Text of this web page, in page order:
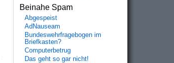
Beinahe Spam
Abgespeist
AdNauseam
Bundeswehrfragebogen im
Briefkasten?
Computerbetrug
Das geht so gar nicht!